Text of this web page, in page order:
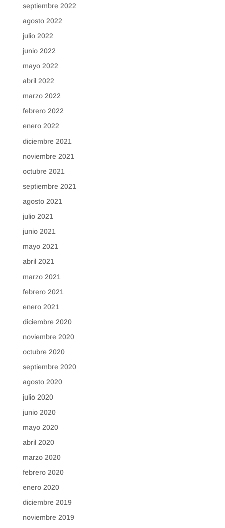
septiembre 2022
agosto 2022
julio 2022
junio 2022
mayo 2022
abril 2022
marzo 2022
febrero 2022
enero 2022
diciembre 2021
noviembre 2021
octubre 2021
septiembre 2021
agosto 2021
julio 2021
junio 2021
mayo 2021
abril 2021
marzo 2021
febrero 2021
enero 2021
diciembre 2020
noviembre 2020
octubre 2020
septiembre 2020
agosto 2020
julio 2020
junio 2020
mayo 2020
abril 2020
marzo 2020
febrero 2020
enero 2020
diciembre 2019
noviembre 2019